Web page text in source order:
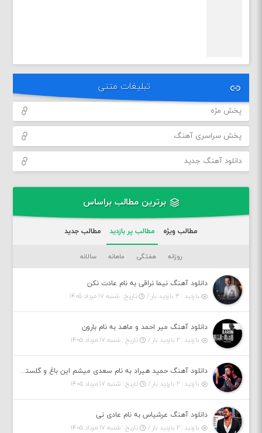
تبلیغات متنی
پخش مژه
پخش سراسری آهنگ
دانلود آهنگ جدید
برترین مطالب براساس
مطالب ویژه مطالب پر بازدید مطالب جدید
روزانه هفتگی ماهانه سالانه
دانلود آهنگ نیما نراقی به نام عادت نکن
بازدید : ۳ بازدید بار /
تاریخ : شنبه ۱۷ مرداد ۱۴۰۵
دانلود آهنگ میر احمد و ماهد به نام بارون
بازدید : ۲ بازدید بار /
تاریخ : شنبه ۱۷ مرداد ۱۴۰۵
دانلود آهنگ حمید هیراد به نام سعدی میشم این باغ و گلستون کنی واسم خیام زمانه ام به تو پرت حواسم
بازدید : ۲ بازدید بار /
تاریخ : شنبه ۱۷ مرداد ۱۴۰۵
دانلود آهنگ عرشیاس به نام عادی نی
بازدید : ۲ بازدید بار /
تاریخ : شنبه ۱۷ مرداد ۱۴۰۵